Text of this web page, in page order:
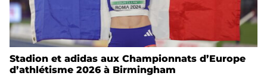
Stadion et adidas aux Championnats d’Europe
d’athlétisme 2026 à Birmingham